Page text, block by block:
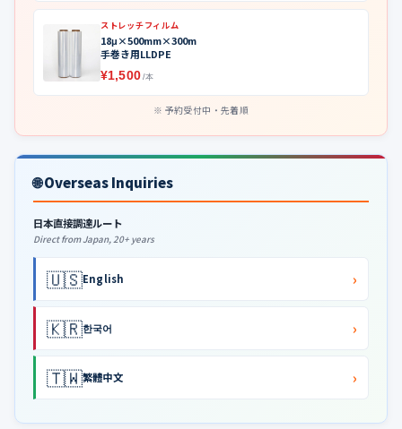
ストレッチフィルム
18μ×500mm×300m
手巻き用LLDPE
¥1,500 /本
予約受付中・先着順
🌐 Overseas Inquiries
日本直接調達ルート
Direct from Japan, 20+ years
🇺🇸English ›
🇰🇷한국어 ›
🇹🇼繁體中文 ›